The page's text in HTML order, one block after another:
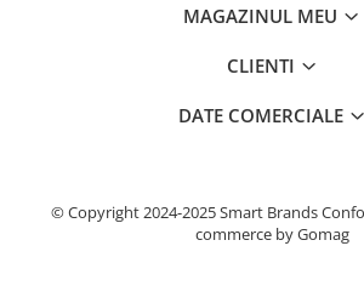
MAGAZINUL MEU
CLIENTI
DATE COMERCIALE
© Copyright 2024-2025 Smart Brands
commerce by Gomag